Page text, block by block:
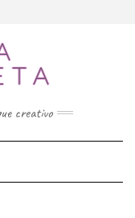
creativo